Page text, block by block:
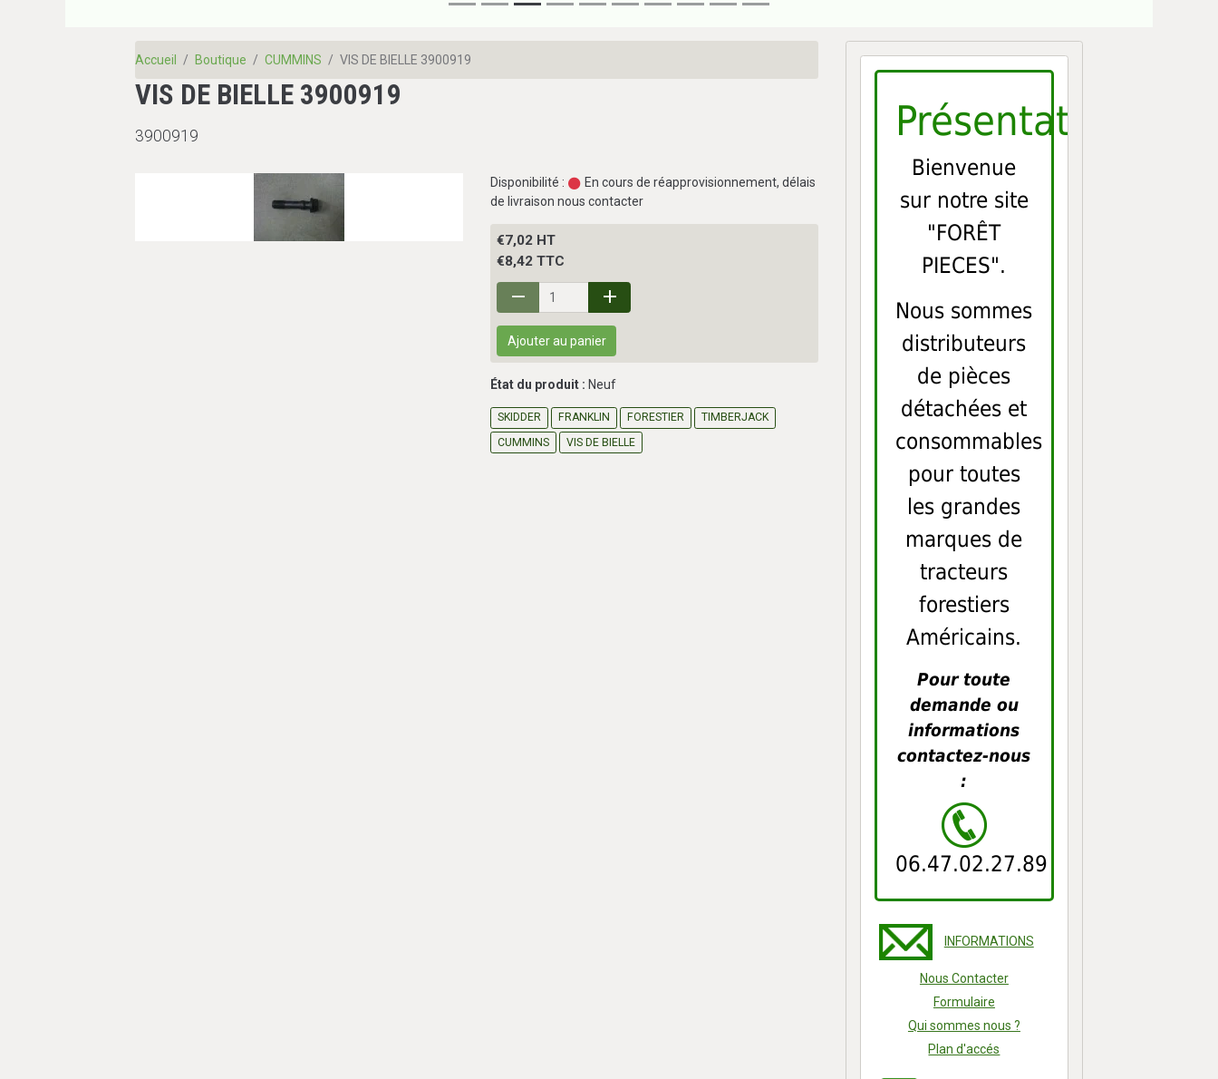
Accueil Boutique CUMMINS VIS DE BIELLE 3900919
VIS DE BIELLE 3900919
3900919
Disponibilité :
En cours de réapprovisionnement, délais
de livraison nous contacter
€7,02 HT
€8,42 TTC
Ajouter au panier
État du produit : Neuf
SKIDDER FRANKLIN FORESTIER
TIMBERJACK
CUMMINS
VIS DE BIELLE
Présentation
Bienvenue
sur notre site
"FORÊT
PIECES".
Nous sommes
distributeurs
de pièces
détachées et
consommables
pour toutes
les grandes
marques de
tracteurs
forestiers
Américains.
Pour toute
demande ou
informations
contactez-nous
:
06.47.02.27.89
INFORMATIONS
Nous Contacter
Formulaire
Qui sommes nous ?
Plan d'accés